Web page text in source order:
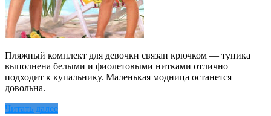
Пляжный комплект для девочки связан крючком — туника
выполнена белыми и фиолетовыми нитками отлично
подходит к купальнику. Маленькая модница останется
довольна.
Читать далее